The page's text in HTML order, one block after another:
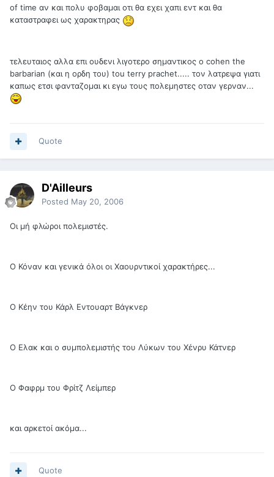
of time αν και πολυ φοβαμαι οτι θα εχει χαπι εντ και θα
καταστραφει ως χαρακτηρας
τελευταιος αλλα επι ουδενι λιγοτερο σημαντικος ο cohen the
barbarian (και η ορδη του) tou terry prachet..... τον λατρεψα γιατι
καπως ετσι φανταζομαι κι εγω τους πολεμηστες οταν γερναν...
Quote
D'Ailleurs
Posted May 20, 2006
Οι μή φλώροι πολεμιστές.
Ο Κόναν και γενικά όλοι οι Χαουρντικοί χαρακτήρες...
Ο Κέην του Κάρλ Εντουαρτ Βάγκνερ
Ο Ελακ και ο συμπολεμιστής του Λύκων του Χένρυ Κάτνερ
Ο Φαφρμ του Φρίτζ Λείμπερ
και αρκετοί ακόμα...
Quote